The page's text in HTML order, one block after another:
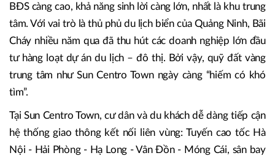
BĐS càng cao, khả năng sinh lời càng lớn, nhất là khu trung
tâm. Với vai trò là thủ phủ du lịch biển của Quảng Ninh, Bãi
Cháy nhiều năm qua đã thu hút các doanh nghiệp lớn đầu
tư hàng loạt dự án du lịch – đô thị. Bởi vậy, quỹ đất vàng
trung tâm như Sun Centro Town ngày càng “hiếm có khó
tìm”.
Tại Sun Centro Town, cư dân và du khách dễ dàng tiếp cận
hệ thống giao thông kết nối liên vùng: Tuyến cao tốc Hà
Nội - Hải Phòng - Hạ Long - Vân Đồn - Móng Cái, sân bay